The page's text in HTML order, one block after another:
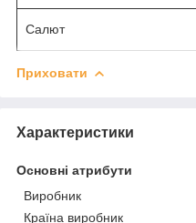
Салют
Приховати
Характеристики
Основні атрибути
Виробник
Країна виробник